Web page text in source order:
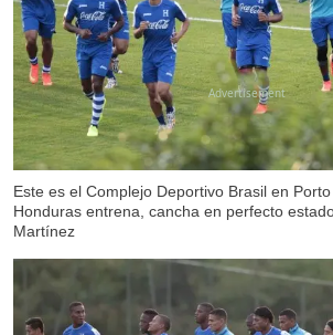
Este es el Complejo Deportivo Brasil en
Honduras entrena, cancha en perfecto
Martínez